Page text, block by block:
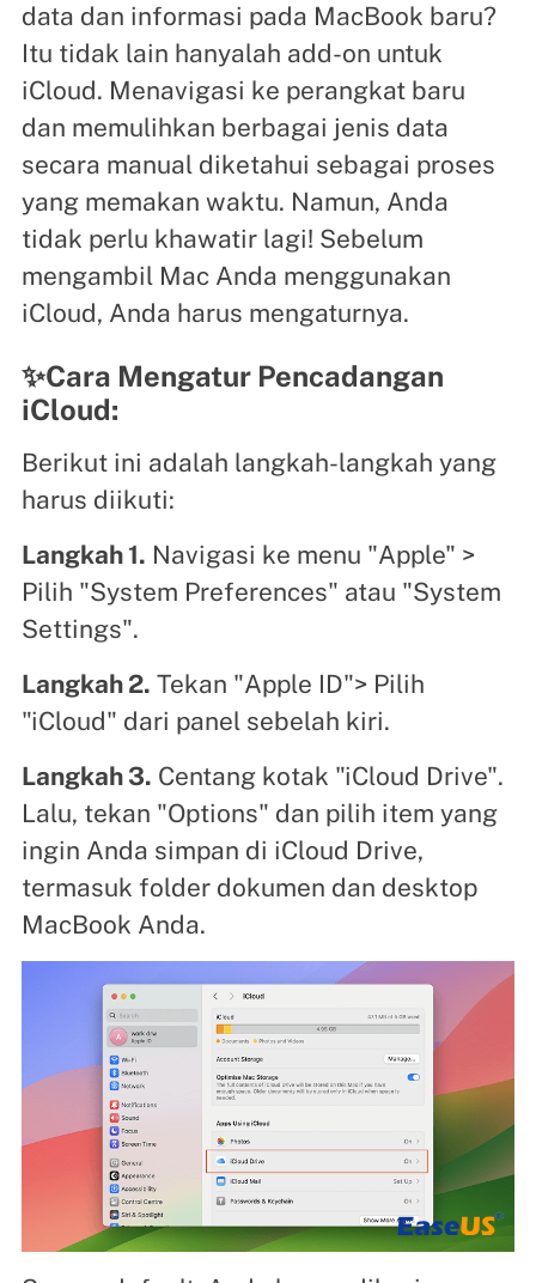
data dan informasi pada MacBook baru?
Itu tidak lain hanyalah add-on untuk
iCloud. Menavigasi ke perangkat baru
dan memulihkan berbagai jenis data
secara manual diketahui sebagai proses
yang memakan waktu. Namun, Anda
tidak perlu khawatir lagi! Sebelum
mengambil Mac Anda menggunakan
iCloud, Anda harus mengaturnya.
✨Cara Mengatur Pencadangan
iCloud:
Berikut ini adalah langkah-langkah yang
harus diikuti:
Langkah 1. Navigasi ke menu "Apple" >
Pilih "System Preferences" atau "System
Settings".
Langkah 2. Tekan "Apple ID"> Pilih
"iCloud" dari panel sebelah kiri.
Langkah 3. Centang kotak "iCloud Drive".
Lalu, tekan "Options" dan pilih item yang
ingin Anda simpan di iCloud Drive,
termasuk folder dokumen dan desktop
MacBook Anda.